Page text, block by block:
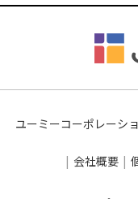
ユーミーコーポレーシ
会社概要